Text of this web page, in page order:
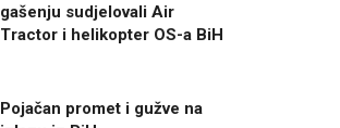
gašenju sudjelovali Air
Tractor i helikopter OS-a BiH
Pojačan promet i gužve na